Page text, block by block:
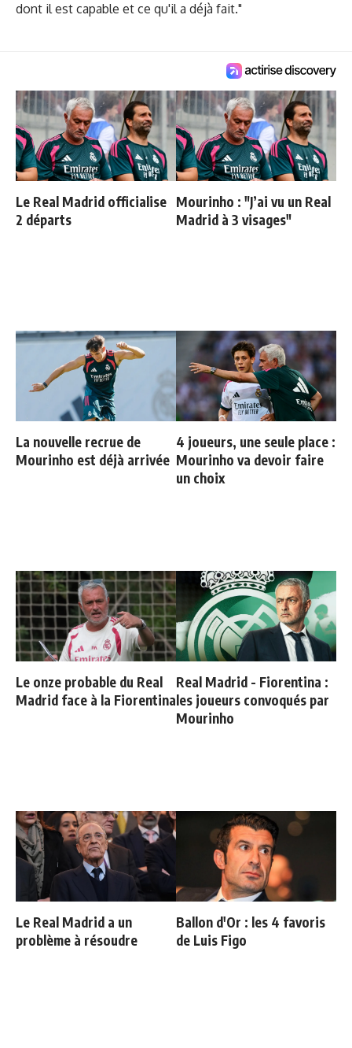
dont il est capable et ce qu'il a déjà fait."
Le Real Madrid officialise
2 départs
Mourinho : "J’ai vu un Real
Madrid à 3 visages"
La nouvelle recrue de
Mourinho est déjà arrivée
4 joueurs, une seule place :
Mourinho va devoir faire
un choix
Le onze probable du Real
Madrid face à la Fiorentina
Real Madrid - Fiorentina :
les joueurs convoqués par
Mourinho
Le Real Madrid a un
problème à résoudre
Ballon d'Or : les 4 favoris
de Luis Figo